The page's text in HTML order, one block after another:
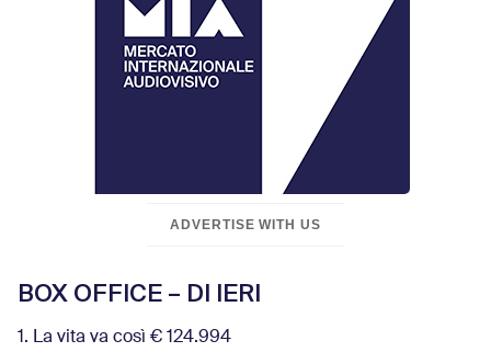
ADVERTISE WITH US
BOX OFFICE – DI IERI
1. La vita va così € 124.994